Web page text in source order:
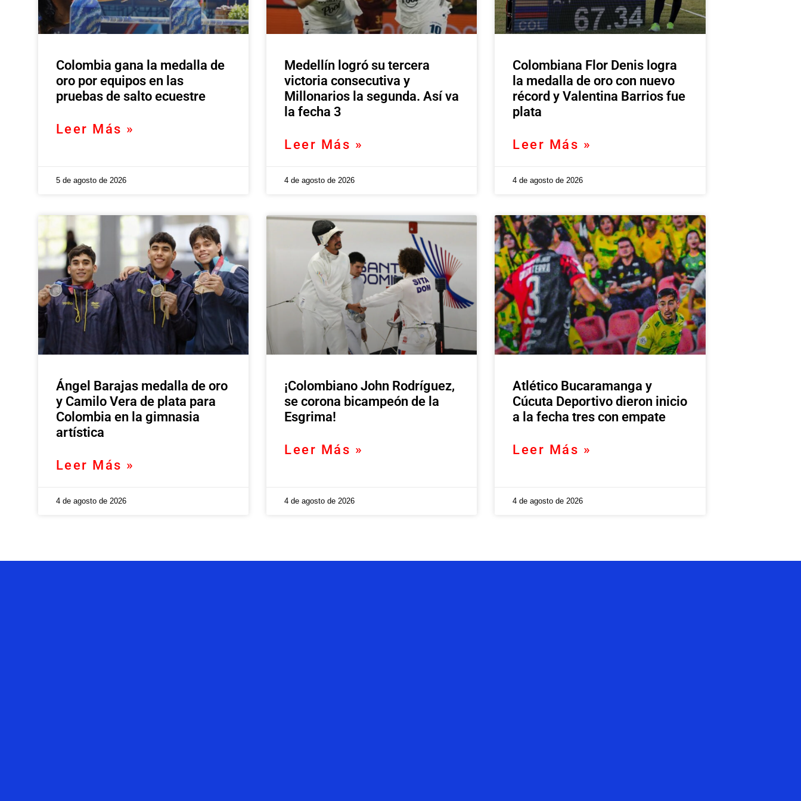
Colombia gana la medalla de
oro por equipos en las
pruebas de salto ecuestre
Leer Más »
5 de agosto de 2026
Medellín logró su tercera
victoria consecutiva y
Millonarios la segunda. Así va
la fecha 3
Leer Más »
4 de agosto de 2026
Colombiana Flor Denis logra
la medalla de oro con nuevo
récord y Valentina Barrios fue
plata
Leer Más »
4 de agosto de 2026
Ángel Barajas medalla de oro
y Camilo Vera de plata para
Colombia en la gimnasia
artística
Leer Más »
4 de agosto de 2026
¡Colombiano John Rodríguez,
se corona bicampeón de la
Esgrima!
Leer Más »
4 de agosto de 2026
Atlético Bucaramanga y
Cúcuta Deportivo dieron inicio
a la fecha tres con empate
Leer Más »
4 de agosto de 2026